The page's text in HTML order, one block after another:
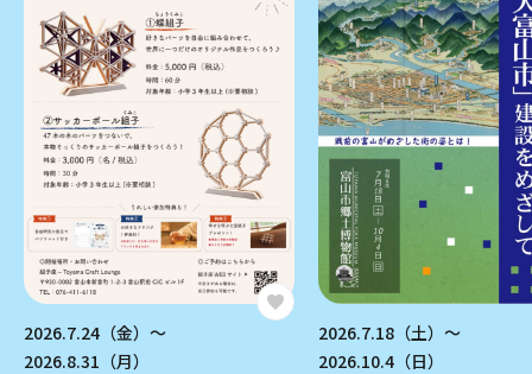
2026.7.24（金）～
2026.8.31（月）
2026.7.18（土）～
2026.10.4（日）